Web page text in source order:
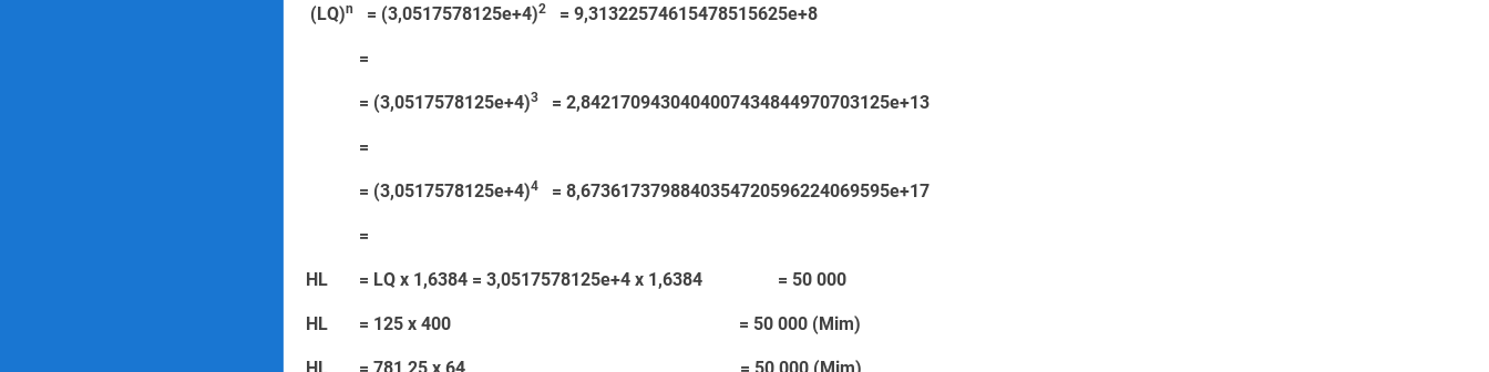
(LQ)n = (3,0517578125e+4)2 = 9,31322574615478515625e+8
=
= (3,0517578125e+4)3 = 2,8421709430404007434844970703125e+13
=
= (3,0517578125e+4)4 = 8,6736173798840354720596224069595e+17
=
HL = LQ x 1,6384 = 3,0517578125e+4 x 1,6384 = 50 000
HL = 125 x 400 = 50 000 (Mim)